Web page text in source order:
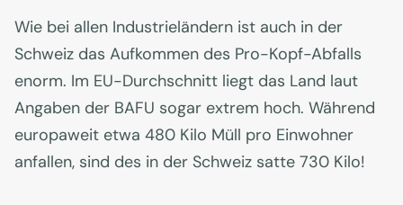
Wie bei allen Industrieländern ist auch in der
Schweiz das Aufkommen des Pro-Kopf-Abfalls
enorm. Im EU-Durchschnitt liegt das Land laut
Angaben der BAFU sogar extrem hoch. Während
europaweit etwa 480 Kilo Müll pro Einwohner
anfallen, sind des in der Schweiz satte 730 Kilo!